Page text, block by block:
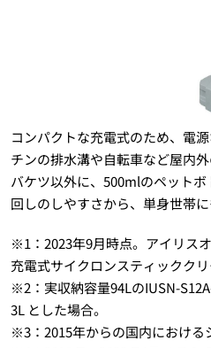
コンパクトな充電式のため、電
チンの排水溝や自転車など屋内
バケツ以外に、500mlのペット
回しのしやすさから、単身世帯に
※1：2023年9月時点。アイリス
充電式サイクロンスティッククリ
※2：実収納容量94LのIUSN-
3L とした場合。
※3：2015年からの国内における